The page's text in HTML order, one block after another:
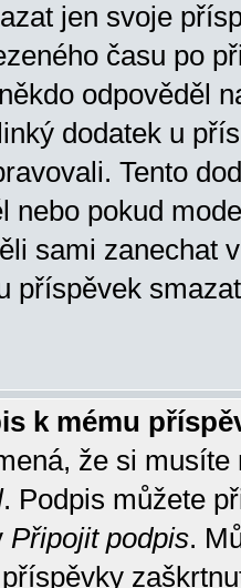
jen svoje
času po
odpověděl
dodatek u
Tento
nebo pokud
sami zanechat
příspěvek
k mému
že si
. Podpis můžete
Připojit podpis.